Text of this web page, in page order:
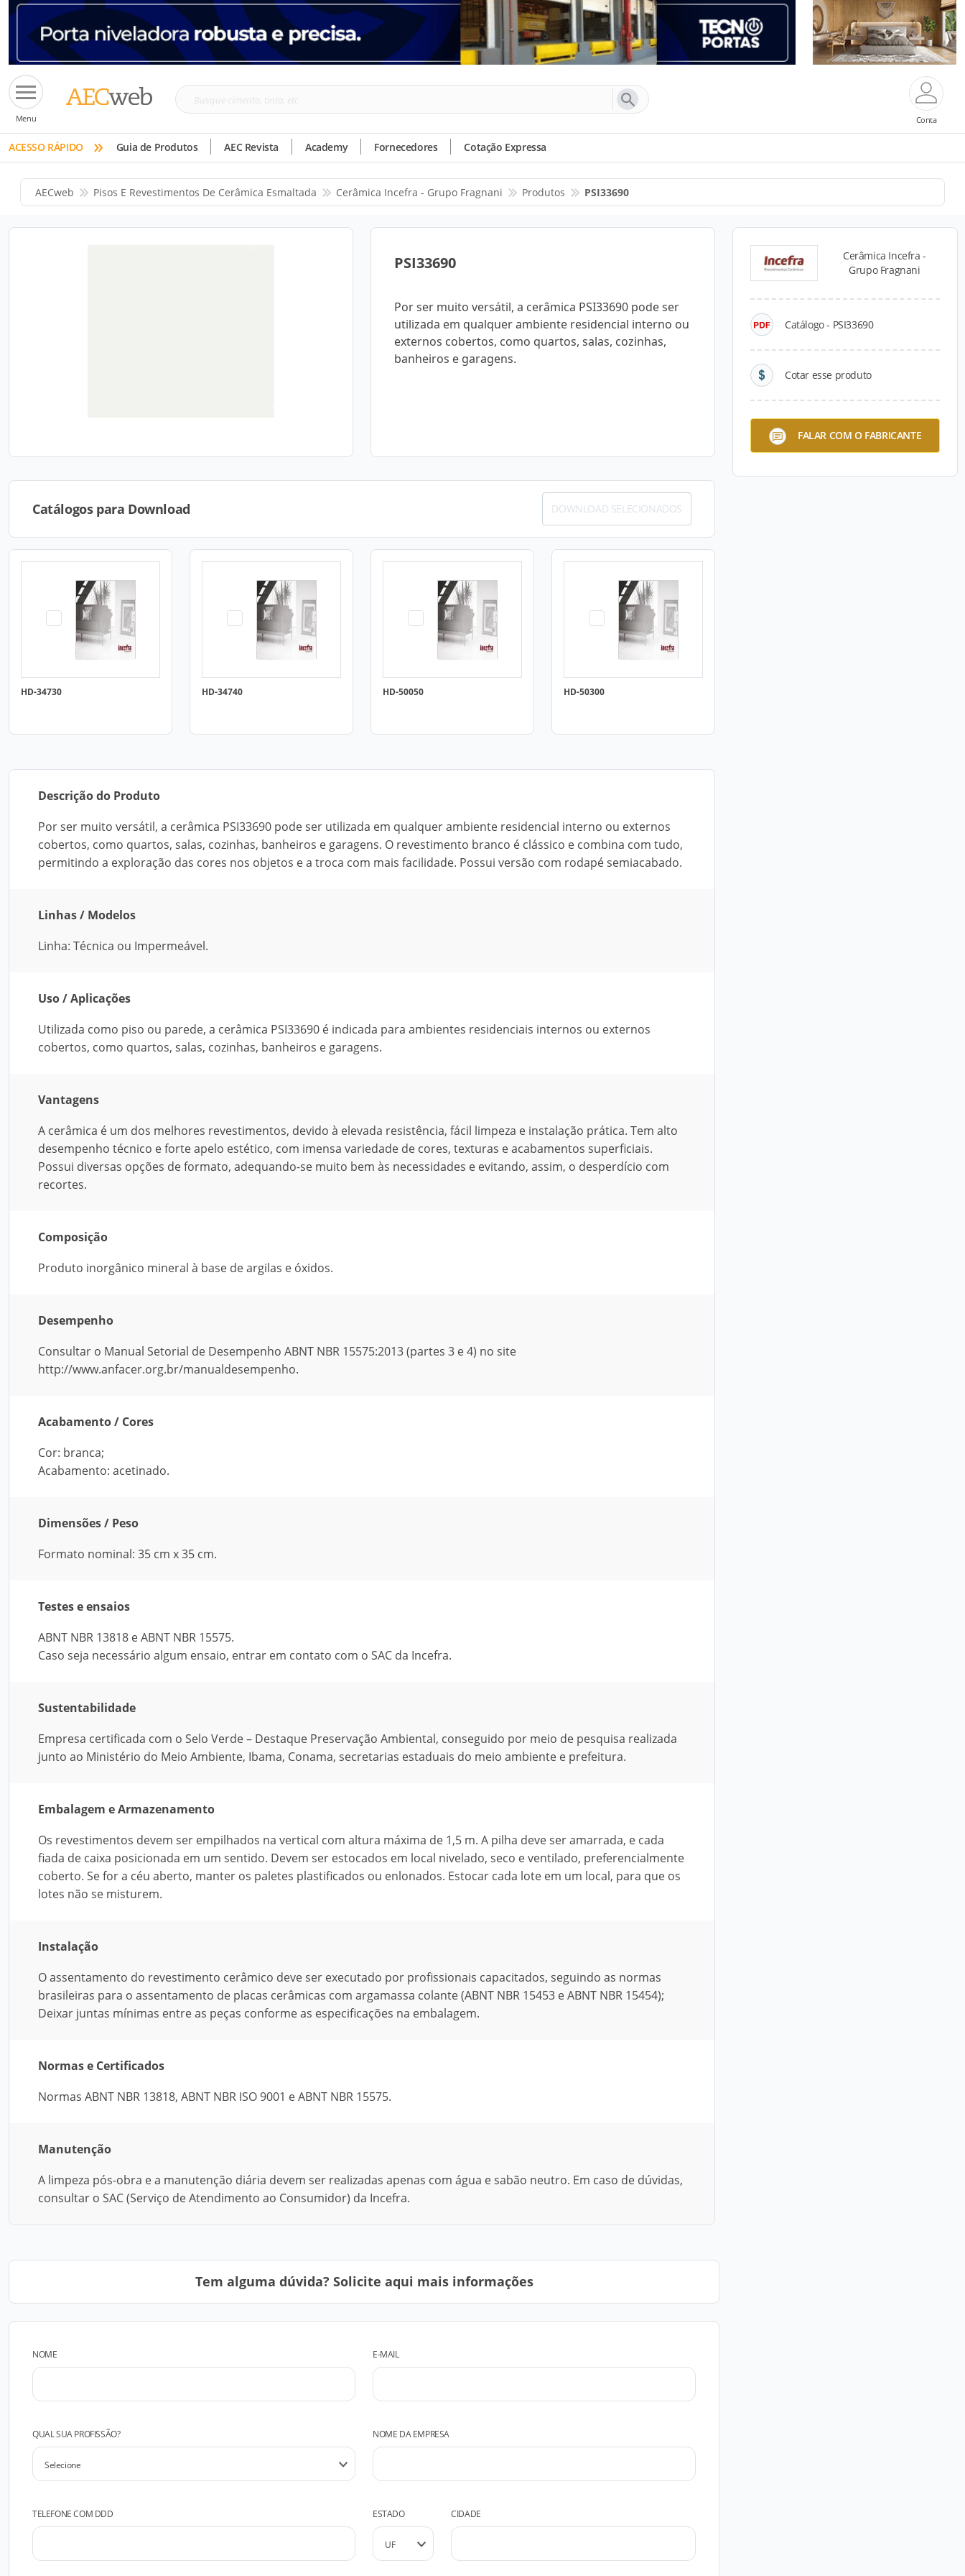
Menu
Busque
tinta,
etc
Conta
ACESSO RÁPIDO » Guia de Produtos AEC Revista Academy Fornecedores Cotação Expressa
AECweb Pisos E Revestimentos De Cerâmica Esmaltada Cerâmica Incefra - Grupo Fragnani Produtos PSI33690
PSI33690
Por ser muito versátil, a cerâmica PSI33690 pode ser
utilizada em qualquer ambiente residencial interno ou
externos cobertos, como quartos, salas, cozinhas,
banheiros e garagens.
Cerâmica Incefra -
Grupo Fragnani
Catálogo - PSI33690
Cotar esse produto
FALAR COM O FABRICANTE
Catálogos para Download DOWNLOAD SELECIONADOS
HD-34730 HD-34740 HD-50050 HD-50300
Descrição do Produto
Por ser muito versátil, a cerâmica PSI33690 pode ser utilizada em qualquer ambiente residencial interno ou externos
cobertos, como quartos, salas, cozinhas, banheiros e garagens. O revestimento branco é clássico e combina com tudo,
permitindo a exploração das cores nos objetos e a troca com mais facilidade. Possui versão com rodapé semiacabado.
Linhas / Modelos
Linha: Técnica ou Impermeável.
Uso / Aplicações
Utilizada como piso ou parede, a cerâmica PSI33690 é indicada para ambientes residenciais internos ou externos
cobertos, como quartos, salas, cozinhas, banheiros e garagens.
Vantagens
A cerâmica é um dos melhores revestimentos, devido à elevada resistência, fácil limpeza e instalação prática. Tem alto
desempenho técnico e forte apelo estético, com imensa variedade de cores, texturas e acabamentos superficiais.
Possui diversas opções de formato, adequando-se muito bem às necessidades e evitando, assim, o desperdício com
recortes.
Composição
Produto inorgânico mineral à base de argilas e óxidos.
Desempenho
Consultar o Manual Setorial de Desempenho ABNT NBR 15575:2013 (partes 3 e 4) no site
http://www.anfacer.org.br/manualdesempenho.
Acabamento / Cores
Cor: branca;
Acabamento: acetinado.
Dimensões / Peso
Formato nominal: 35 cm x 35 cm.
Testes e ensaios
ABNT NBR 13818 e ABNT NBR 15575.
Caso seja necessário algum ensaio, entrar em contato com o SAC da Incefra.
Sustentabilidade
Empresa certificada com o Selo Verde – Destaque Preservação Ambiental, conseguido por meio de pesquisa realizada
junto ao Ministério do Meio Ambiente, Ibama, Conama, secretarias estaduais do meio ambiente e prefeitura.
Embalagem e Armazenamento
Os revestimentos devem ser empilhados na vertical com altura máxima de 1,5 m. A pilha deve ser amarrada, e cada
fiada de caixa posicionada em um sentido. Devem ser estocados em local nivelado, seco e ventilado, preferencialmente
coberto. Se for a céu aberto, manter os paletes plastificados ou enlonados. Estocar cada lote em um local, para que os
lotes não se misturem.
Instalação
O assentamento do revestimento cerâmico deve ser executado por profissionais capacitados, seguindo as normas
brasileiras para o assentamento de placas cerâmicas com argamassa colante (ABNT NBR 15453 e ABNT NBR 15454);
Deixar juntas mínimas entre as peças conforme as especificações na embalagem.
Normas e Certificados
Normas ABNT NBR 13818, ABNT NBR ISO 9001 e ABNT NBR 15575.
Manutenção
A limpeza pós-obra e a manutenção diária devem ser realizadas apenas com água e sabão neutro. Em caso de dúvidas,
consultar o SAC (Serviço de Atendimento ao Consumidor) da Incefra.
Tem alguma dúvida? Solicite aqui mais informações
NOME E-MAIL
QUAL SUA PROFISSÃO? NOME DA EMPRESA
TELEFONE COM DDD ESTADO CIDADE